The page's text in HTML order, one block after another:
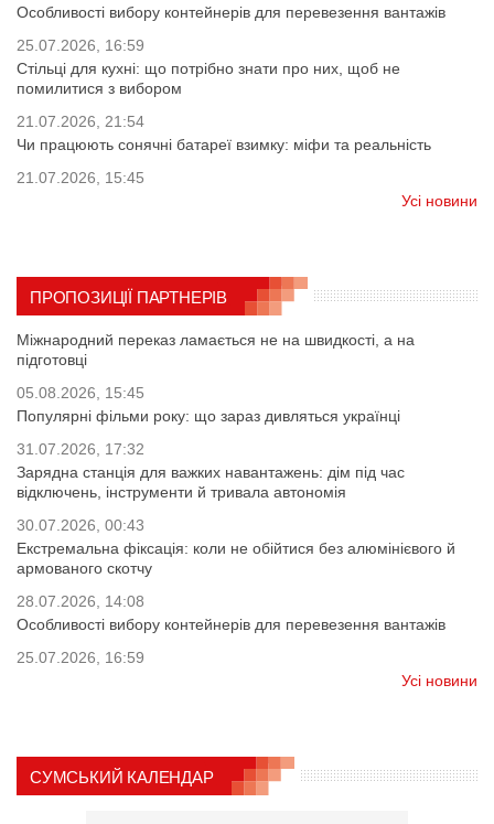
Особливості вибору контейнерів для перевезення вантажів
25.07.2026, 16:59
Стільці для кухні: що потрібно знати про них, щоб не
помилитися з вибором
21.07.2026, 21:54
Чи працюють сонячні батареї взимку: міфи та реальність
21.07.2026, 15:45
Усі новини
ПРОПОЗИЦІЇ ПАРТНЕРІВ
Міжнародний переказ ламається не на швидкості, а на
підготовці
05.08.2026, 15:45
Популярні фільми року: що зараз дивляться українці
31.07.2026, 17:32
Зарядна станція для важких навантажень: дім під час
відключень, інструменти й тривала автономія
30.07.2026, 00:43
Екстремальна фіксація: коли не обійтися без алюмінієвого й
армованого скотчу
28.07.2026, 14:08
Особливості вибору контейнерів для перевезення вантажів
25.07.2026, 16:59
Усі новини
СУМСЬКИЙ КАЛЕНДАР